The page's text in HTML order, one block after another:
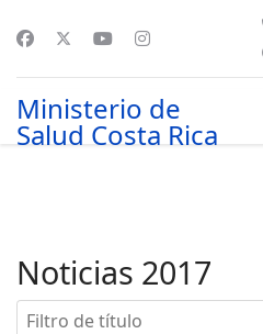
Ministerio de
Salud Costa Rica
Noticias 2017
Filtro de título